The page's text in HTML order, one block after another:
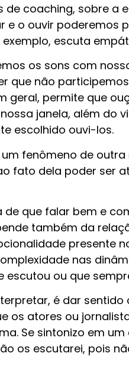
de coaching, sobre a
e o ouvir
escuta
os sons com
que não
geral, permite que
janela, além do
escolhido ouvi-los.
fenômeno de
fato dela poder ser
que falar bem e
também da
presente
nas
escutou ou que
é dar
os atores ou
Se sintonizo em
os escutarei, pois